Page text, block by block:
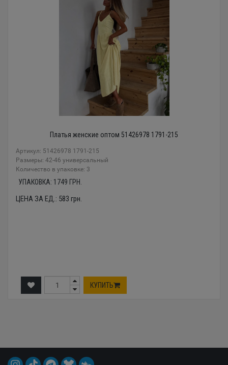
Платья женские оптом 51426978 1791-215
Артикул: 51426978 1791-215
Размеры: 42-46 универсальный
Количество в упаковке: 3
УПАКОВКА: 1749 ГРН.
ЦЕНА ЗА ЕД.: 583 грн.
КУПИТЬ